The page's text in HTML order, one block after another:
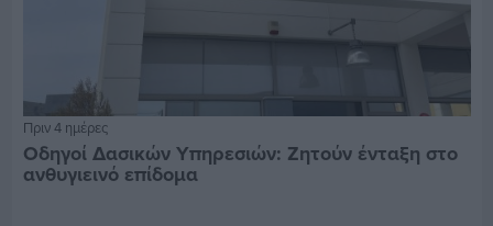
Πριν 4 ημέρες
Οδηγοί Δασικών Υπηρεσιών: Ζητούν ένταξη στο
ανθυγιεινό επίδομα